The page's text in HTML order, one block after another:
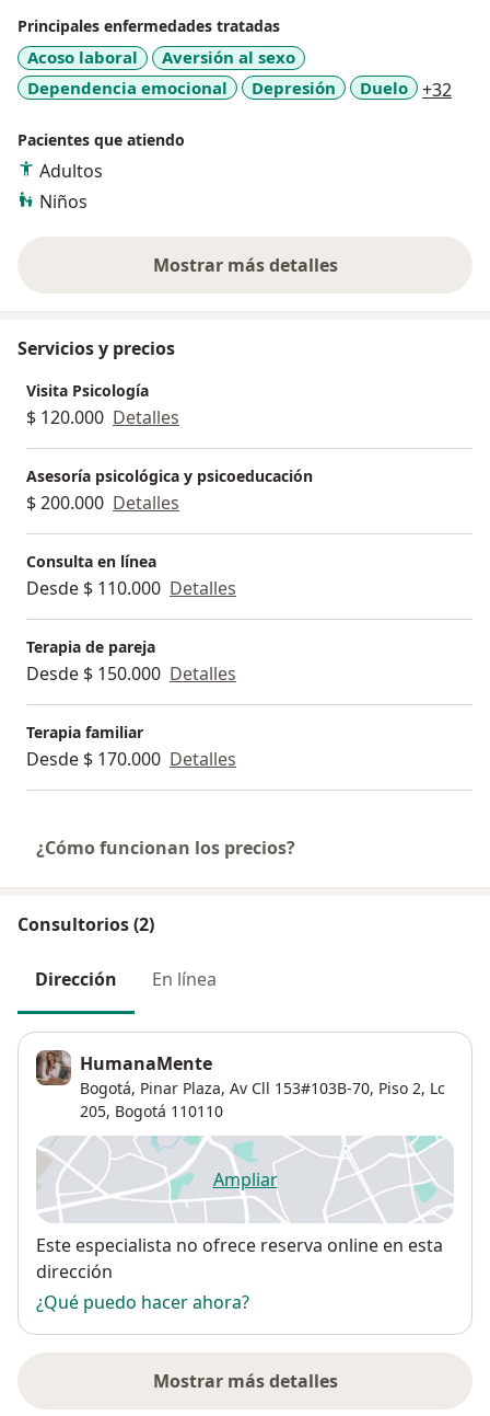
Principales enfermedades tratadas
Acoso laboral
Aversión al sexo
Dependencia emocional
Depresión Duelo +32
Pacientes que atiendo
Adultos
Niños
Mostrar más detalles
sobre la experiencia
Servicios y precios
Visita Psicología
$ 120.000 Detalles
Asesoría psicológica y psicoeducación
$ 200.000 Detalles
Consulta en línea
Desde $ 110.000 Detalles
Terapia de pareja
Desde $ 150.000 Detalles
Terapia familiar
Desde $ 170.000 Detalles
¿Cómo funcionan los precios?
Consultorios (2)
Dirección En línea
HumanaMente
Bogotá, Pinar Plaza, Av Cll 153#103B-70, Piso 2, Lc
205, Bogotá 110110
Ampliarse abre en una nueva
Disponibilidad
Este especialista no ofrece reserva online en esta
dirección
¿Qué puedo hacer ahora?
Mostrar más detalles
sobre la dirección